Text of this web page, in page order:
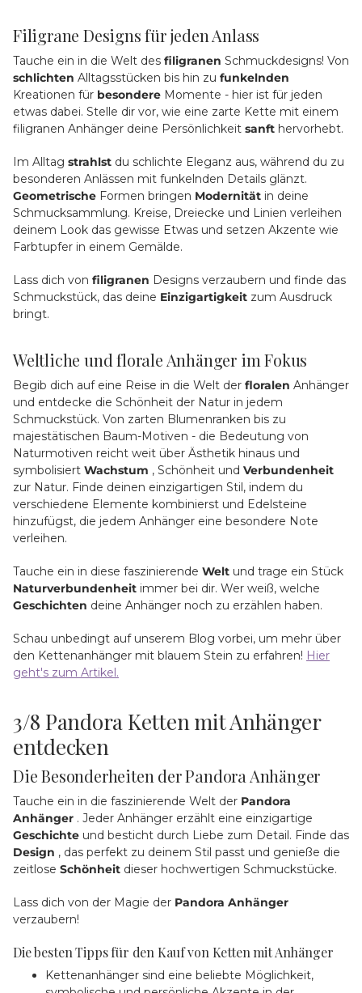
Filigrane Designs für jeden Anlass
Tauche ein in die Welt des filigranen Schmuckdesigns! Von
schlichten Alltagsstücken bis hin zu funkelnden
Kreationen für besondere Momente - hier ist für jeden
etwas dabei. Stelle dir vor, wie eine zarte Kette mit einem
filigranen Anhänger deine Persönlichkeit sanft hervorhebt.
Im Alltag strahlst du schlichte Eleganz aus, während du zu
besonderen Anlässen mit funkelnden Details glänzt.
Geometrische Formen bringen Modernität in deine
Schmucksammlung. Kreise, Dreiecke und Linien verleihen
deinem Look das gewisse Etwas und setzen Akzente wie
Farbtupfer in einem Gemälde.
Lass dich von filigranen Designs verzaubern und finde das
Schmuckstück, das deine Einzigartigkeit zum Ausdruck
bringt.
Weltliche und florale Anhänger im Fokus
Begib dich auf eine Reise in die Welt der floralen Anhänger
und entdecke die Schönheit der Natur in jedem
Schmuckstück. Von zarten Blumenranken bis zu
majestätischen Baum-Motiven - die Bedeutung von
Naturmotiven reicht weit über Ästhetik hinaus und
symbolisiert Wachstum , Schönheit und Verbundenheit
zur Natur. Finde deinen einzigartigen Stil, indem du
verschiedene Elemente kombinierst und Edelsteine
hinzufügst, die jedem Anhänger eine besondere Note
verleihen.
Tauche ein in diese faszinierende Welt und trage ein Stück
Naturverbundenheit immer bei dir. Wer weiß, welche
Geschichten deine Anhänger noch zu erzählen haben.
Schau unbedingt auf unserem Blog vorbei, um mehr über
den Kettenanhänger mit blauem Stein zu erfahren! Hier
geht's zum Artikel.
3/8 Pandora Ketten mit Anhänger
entdecken
Die Besonderheiten der Pandora Anhänger
Tauche ein in die faszinierende Welt der Pandora
Anhänger . Jeder Anhänger erzählt eine einzigartige
Geschichte und besticht durch Liebe zum Detail. Finde das
Design , das perfekt zu deinem Stil passt und genieße die
zeitlose Schönheit dieser hochwertigen Schmuckstücke.
Lass dich von der Magie der Pandora Anhänger
verzaubern!
Die besten Tipps für den Kauf von Ketten mit Anhänger
Kettenanhänger sind eine beliebte Möglichkeit,